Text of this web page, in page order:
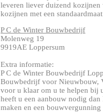
leveren liever duizend
kozijnen met een
P C de Winter Bouwbedrijf
Molenweg 19
9919AE Loppersum
Extra informatie:
P C de Winter Bouwbedrijf
Bouwbedrijf voor Nieuwbouw,
voor u klaar om u te helpen bij
heeft u een aanbouw nodig
maken en een